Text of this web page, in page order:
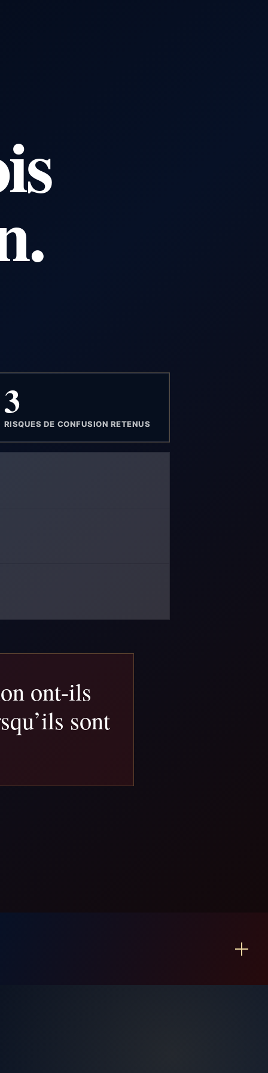
3
RISQUES DE CONFUSION RETENUS
ont-ils
sont